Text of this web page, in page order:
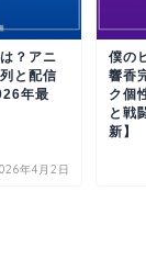
？アニ
と配信
年最
年4月2日
僕の
響香
ク個
と戦
新】